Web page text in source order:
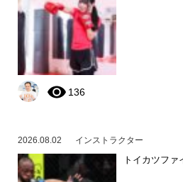
136
2026.08.02 インストラクター
トイカツファ